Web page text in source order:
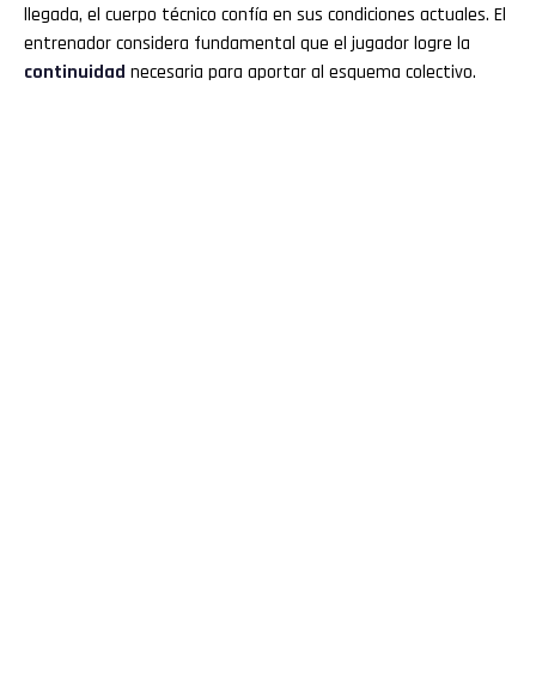
llegada, el cuerpo técnico confía en sus condiciones actuales. El
entrenador considera fundamental que el jugador logre la
continuidad necesaria para aportar al esquema colectivo.